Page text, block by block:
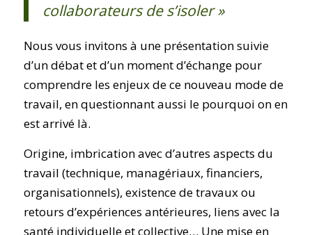
collaborateurs de s’isoler »
Nous vous invitons à une présentation suivie
d’un débat et d’un moment d’échange pour
comprendre les enjeux de ce nouveau mode de
travail, en questionnant aussi le pourquoi on en
est arrivé là.
Origine, imbrication avec d’autres aspects du
travail (technique, managériaux, financiers,
organisationnels), existence de travaux ou
retours d’expériences antérieures, liens avec la
santé individuelle et collective… Une mise en